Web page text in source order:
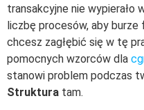
transakcyjne nie wypierało
liczbę procesów, aby
chcesz zagłębić się w tę
pomocnych wzorców dla
stanowi problem podczas
Struktura tam.